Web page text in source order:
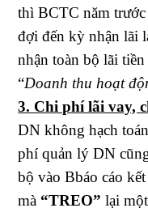
thì BCTC năm
đợi đến kỳ nhận lãi
nhận toàn bộ lãi
“Doanh thu hoạt
3. Chi phí lãi vay,
DN không hạch
phí quản lý DN
bộ vào Bbáo cáo
mà “TREO” lại